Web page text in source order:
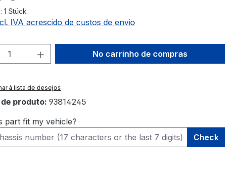
1 Stück
IVA acrescido de custos de envio
do Produto: Insira a quantidade
No carrinho de compras
à lista de desejos
produto: 93814245
part fit my vehicle?
Check